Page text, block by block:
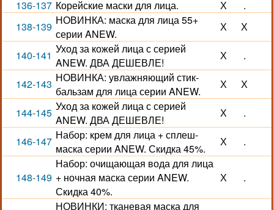
136-137 Корейские маски для лица. Х
.
138-139 НОВИНКА: маска для лица 55+
серии ANEW.
Х Х
140-141 Уход за кожей лица с серией
ANEW. ДВА ДЕШЕВЛЕ!
Х .
142-143 НОВИНКА: увлажняющий стик-
бальзам для лица серии ANEW.
Х Х
144-145 Уход за кожей лица с серией
ANEW. ДВА ДЕШЕВЛЕ!
Х .
146-147 Набор: крем для лица + сплеш-
маска серии ANEW. Скидка 45%.
Х .
148-149
Набор: очищающая вода для лица
+ ночная маска серии ANEW.
Скидка 40%.
Х .
НОВИНКИ: тканевая маска для